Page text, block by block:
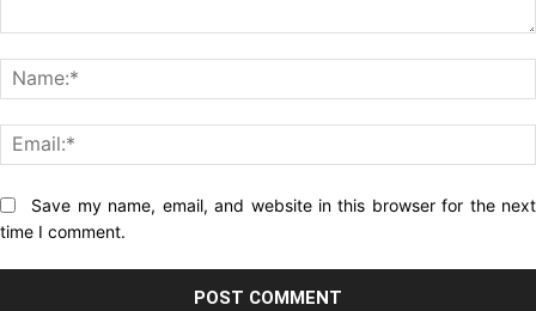
Website:Save my name, email, and website in this browser for the next
time I comment.